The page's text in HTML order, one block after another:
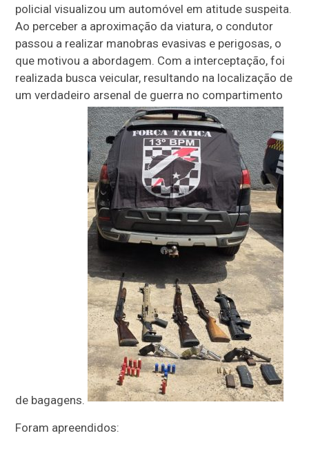
policial visualizou um automóvel em atitude suspeita.
Ao perceber a aproximação da viatura, o condutor
passou a realizar manobras evasivas e perigosas, o
que motivou a abordagem. Com a interceptação, foi
realizada busca veicular, resultando na localização de
um verdadeiro arsenal de guerra no compartimento
de bagagens.
Foram apreendidos: